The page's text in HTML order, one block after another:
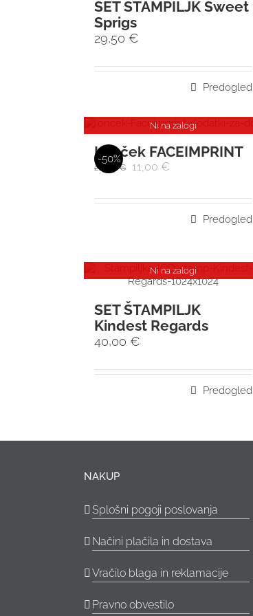
SET ŠTAMPILJK Sweet
Sprigs
29,50 €
Predogled
Ni na zalogi
-50%
Lonček FACEIMPRINT
22,00€ 11,00 €
Predogled
Ni na zalogi
SET ŠTAMPILJK
Kindest Regards
40,00 €
Predogled
NAKUP
Splošni pogoji poslovanja
Načini plačila in dostava
Vračilo blaga in reklamacije
Pravno obvestilo